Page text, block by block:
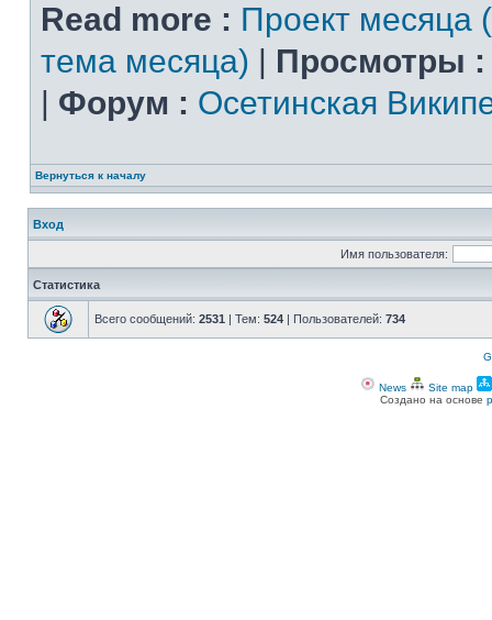
Read more : Проект месяца
тема месяца) | Просмотры :
| Форум : Осетинская
Вернуться к началу
Вход
Имя пользователя:
Статистика
Всего сообщений: 2531 | Тем: 524 | Пользователей: 734
News Site map
Создано на основе